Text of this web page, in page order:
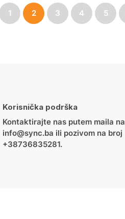
1 2 3 4 5
Korisnička podrška
Kontaktirajte nas putem maila na
info@sync.ba ili pozivom na broj
+38736835281.